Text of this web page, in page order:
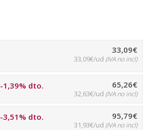
33,09€
33,09€/ud (IVA no incl)
-1,39% dto. 65,26€
32,63€/ud (IVA no incl)
-3,51% dto. 95,79€
31,93€/ud (IVA no incl)